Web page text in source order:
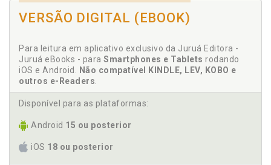
C
nunca vai te entender, p. 85
Como sobreviver às primeiras semanas após o
parto, p. 59
D
Domínio público", p. 27
Dona aranha ou mãe polvo?, p. 113
VERSÃO DIGITAL (EBOOK)
Para leitura em aplicativo exclusivo da Juruá Editora -
Juruá eBooks - para Smartphones e Tablets rodando
iOS e Android. Não compatível KINDLE, LEV, KOBO e
outros e-Readers.
Disponível para as plataformas:
Android 15 ou posterior
iOS 18 ou posterior